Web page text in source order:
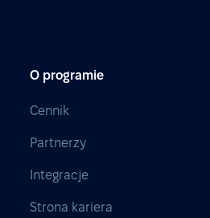
O programie
Cennik
Partnerzy
Integracje
Strona kariera